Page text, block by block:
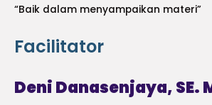
“Baik dalam menyampaikan materi”
Facilitator
Deni Danasenjaya, SE.